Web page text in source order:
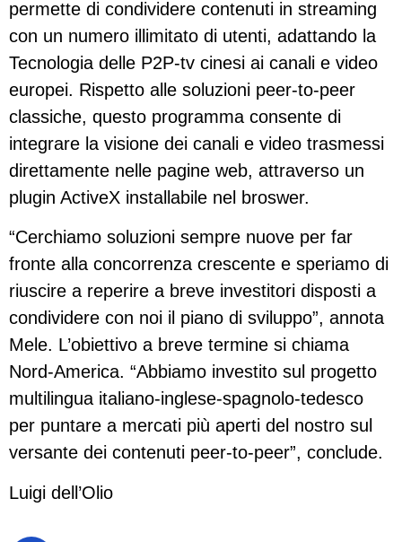
permette di condividere contenuti in streaming
con un numero illimitato di utenti, adattando la
Tecnologia delle P2P-tv cinesi ai canali e video
europei. Rispetto alle soluzioni peer-to-peer
classiche, questo programma consente di
integrare la visione dei canali e video trasmessi
direttamente nelle pagine web, attraverso un
plugin ActiveX installabile nel broswer.
“Cerchiamo soluzioni sempre nuove per far
fronte alla concorrenza crescente e speriamo di
riuscire a reperire a breve investitori disposti a
condividere con noi il piano di sviluppo”, annota
Mele. L’obiettivo a breve termine si chiama
Nord-America. “Abbiamo investito sul progetto
multilingua italiano-inglese-spagnolo-tedesco
per puntare a mercati più aperti del nostro sul
versante dei contenuti peer-to-peer”, conclude.
Luigi dell’Olio